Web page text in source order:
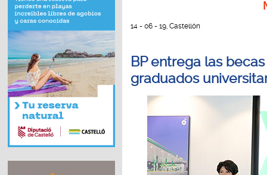
14 - 06 - 19, Castellón
BP entrega las
graduados